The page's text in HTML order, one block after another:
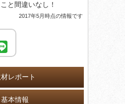
と間違いなし！
2017年5月時点の情報です
レポート
基本情報